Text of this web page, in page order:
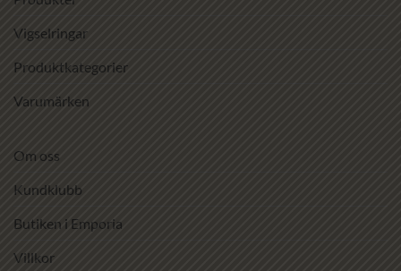
Vigselringar
Produktkategorier
Varumärken
Om oss
Kundklubb
Butiken i Emporia
Villkor